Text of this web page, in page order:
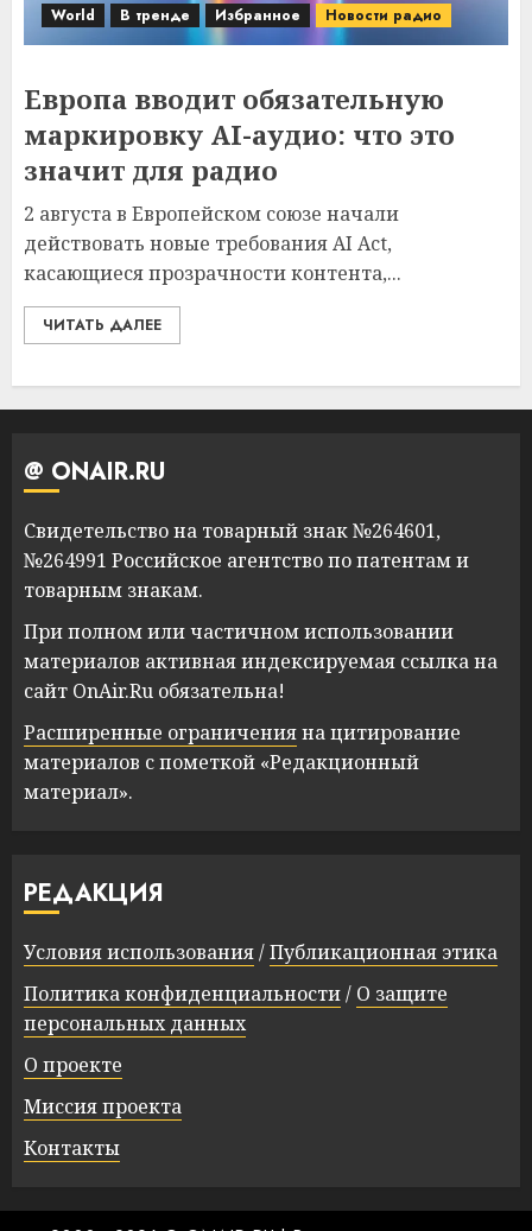
World В тренде Избранное Новости радио
Европа вводит обязательную
маркировку AI-аудио: что это
значит для радио
2 августа в Европейском союзе начали
действовать новые требования AI Act,
касающиеся прозрачности контента,...
ЧИТАТЬ ДАЛЕЕ
@ ONAIR.RU
Свидетельство на товарный знак №264601,
№264991 Российское агентство по патентам и
товарным знакам.
При полном или частичном использовании
материалов активная индексируемая ссылка на
сайт OnAir.Ru обязательна!
Расширенные ограниченияна цитирование
материалов с пометкой «Редакционный
материал».
РЕДАКЦИЯ
Условия использования/Публикационная этика
Политика конфиденциальности/ О защите
персональных данных
О проекте
Миссия проекта
Контакты